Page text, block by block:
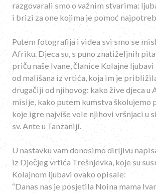
razgovarali smo o važnim stvarima:
i brizi za one kojima je pomoć
Putem fotografija i videa svi smo se
Afriku. Djeca su, s puno znatiželjnih
priču naše Ivane, članice Kolajne
od mališana iz vrtića, koja im je
drugačiji od njihovog: kako žive djeca u
misije, kako putem kumstva školujemo
koje igre najviše vole njihovi vršnjaci u
sv. Ante u Tanzaniji.
U nastavku vam donosimo dirljivu
iz Dječjeg vrtića Trešnjevka, koje su
Kolajnom ljubavi ovako opisale:
“Danas nas je posjetila Noina mama